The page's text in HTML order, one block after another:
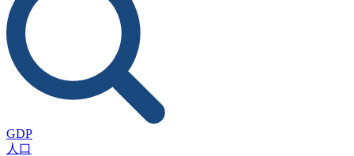
GDP
人口